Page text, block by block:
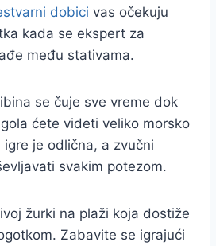
dobici vas očekuju
kada se ekspert za
među stativama.
se čuje sve vreme dok
ćete videti veliko morsko
je odlična, a zvučni
svakim potezom.
žurki na plaži koja dostiže
Zabavite se igrajući